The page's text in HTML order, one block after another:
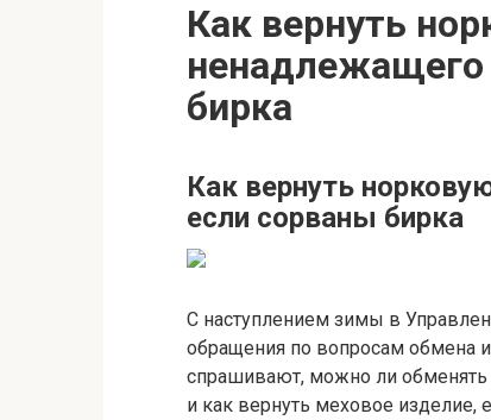
Как вернуть
ненадлежащего
бирка
Как вернуть
если сорваны бирка
С наступлением зимы в
обращения по вопросам обмена
спрашивают, можно ли обменять
и как вернуть меховое изделие,